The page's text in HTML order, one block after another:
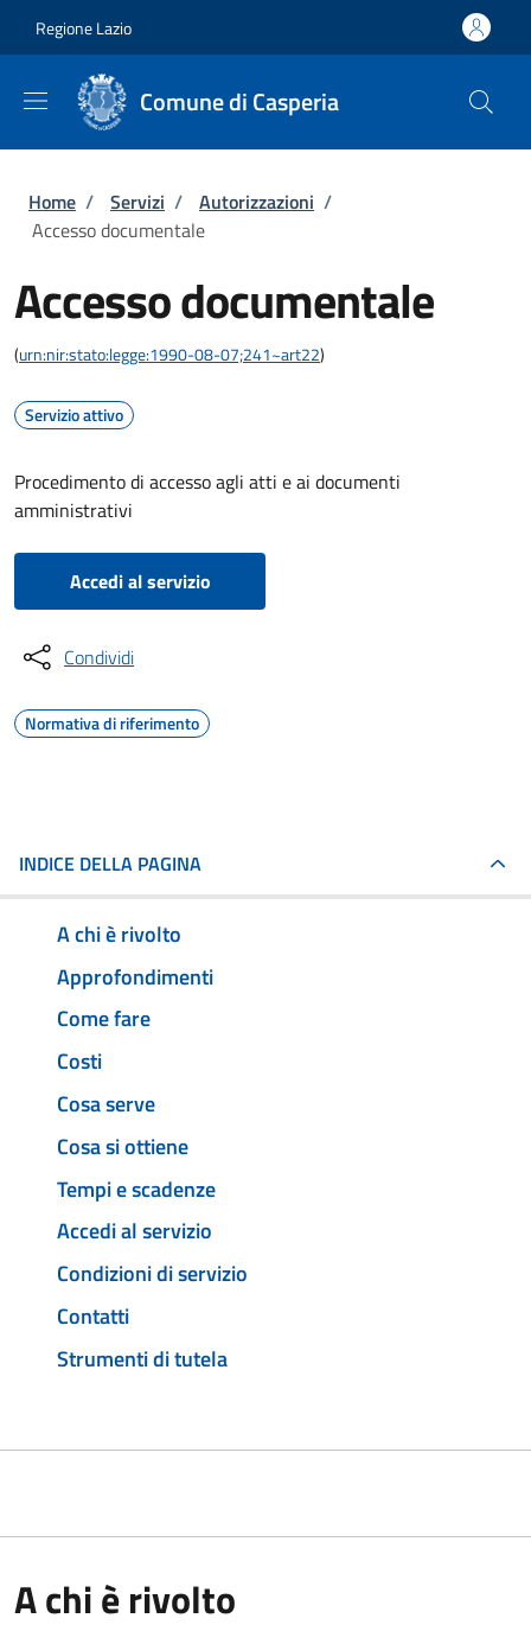
Regione Lazio
Comune di Casperia
Briciole di pane
Home / Servizi / Autorizzazioni /
Accesso documentale
Accesso documentale
(urn:nir:stato:legge:1990-08-07;241~art22)
Servizio attivo
Procedimento di accesso agli atti e ai documenti
amministrativi
Accedi al servizio
Condividi
Normativa di riferimento
INDICE DELLA PAGINA
A chi è rivolto
Approfondimenti
Come fare
Costi
Cosa serve
Cosa si ottiene
Tempi e scadenze
Accedi al servizio
Condizioni di servizio
Contatti
Strumenti di tutela
A chi è rivolto